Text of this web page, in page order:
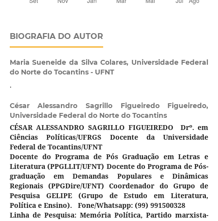
BIOGRAFIA DO AUTOR
Maria Sueneide da Silva Colares, Universidade Federal
do Norte do Tocantins - UFNT
.
César Alessandro Sagrillo Figueiredo Figueiredo,
Universidade Federal do Norte do Tocantins
CÉSAR ALESSANDRO SAGRILLO FIGUEIREDO
Drº. em
Ciências Políticas/UFRGS
Docente da Universidade
Federal de Tocantins/UFNT
Docente do Programa de Pós Graduação em Letras e
Literatura (PPGLLIT/UFNT) Docente do Programa de Pós-
graduação em Demandas Populares e Dinâmicas
Regionais (PPGDire/UFNT)
Coordenador do Grupo de
Pesquisa GELIPE (Grupo de Estudo em Literatura,
Política e Ensino).
Fone/Whatsapp: (99) 991500328
Linha de Pesquisa: Memória Política, Partido marxista-